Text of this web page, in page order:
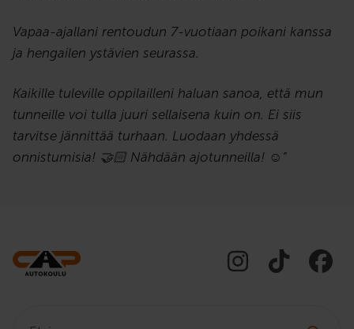
Vapaa-ajallani rentoudun 7-vuotiaan poikani kanssa
ja hengailen ystävien seurassa.
Kaikille tuleville oppilailleni haluan sanoa, että mun
tunneille voi tulla juuri sellaisena kuin on. Ei siis
tarvitse jännittää turhaan. Luodaan yhdessä
onnistumisia! 🤝🏻 Nähdään ajotunneilla! ☺️”